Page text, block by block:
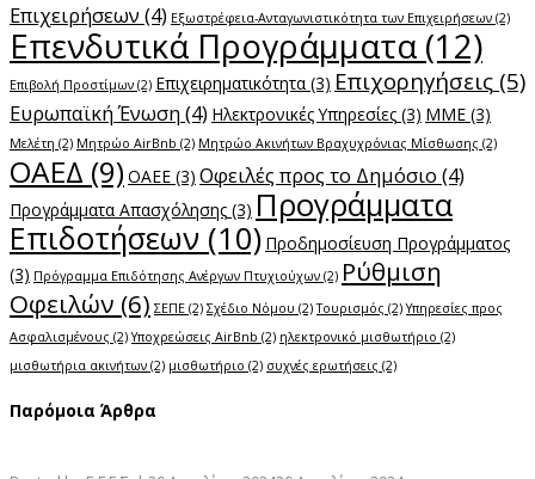
Επιχειρήσεων (4) Εξωστρέφεια-Ανταγωνιστικότητα των Επιχειρήσεων (2)
Επενδυτικά Προγράμματα (12)
Επιβολή Προστίμων (2) Επιχειρηματικότητα (3) Επιχορηγήσεις (5)
Ευρωπαϊκή Ένωση(4) Ηλεκτρονικές Υπηρεσίες (3) ΜΜΕ (3)
Μελέτη (2) Μητρώο AirBnb (2) Μητρώο Ακινήτων Βραχυχρόνιας Μίσθωσης (2)
ΟΑΕΔ (9) ΟΑΕΕ (3) Οφειλές προς το Δημόσιο (4)
Προγράμματα Απασχόλησης (3) Προγράμματα
Επιδοτήσεων (10) Προδημοσίευση Προγράμματος
(3) Πρόγραμμα Επιδότησης Ανέργων Πτυχιούχων (2) Ρύθμιση
Οφειλών (6) ΣΕΠΕ (2) Σχέδιο Νόμου (2) Τουρισμός (2) Υπηρεσίες προς
Ασφαλισμένους (2) Υποχρεώσεις AirBnb (2) ηλεκτρονικό μισθωτήριο (2)
μισθωτήρια ακινήτων (2) μισθωτήριο (2) συχνές ερωτήσεις (2)
Παρόμοια Άρθρα